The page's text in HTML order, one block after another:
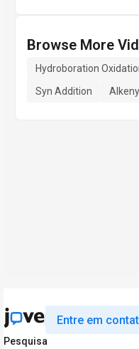
Browse More
Hydroboration
Syn Addition
Entre em
Pesquisa